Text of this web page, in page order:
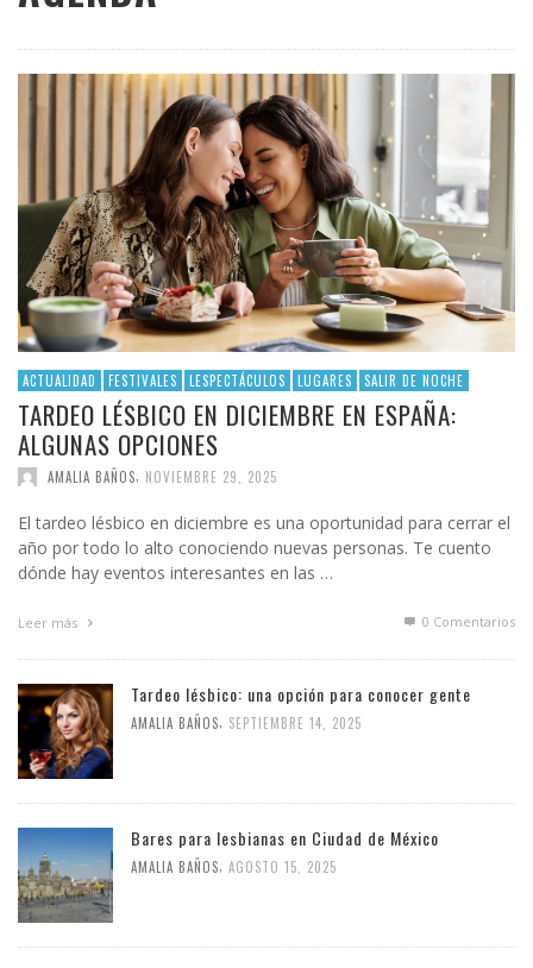
ACTUALIDAD FESTIVALES LESPECTÁCULOS LUGARES SALIR DE NOCHE
TARDEO LÉSBICO EN DICIEMBRE EN ESPAÑA:
ALGUNAS OPCIONES
AMALIA BAÑOS NOVIEMBRE 29, 2025
El tardeo lésbico en diciembre es una oportunidad para cerrar el
año por todo lo alto conociendo nuevas personas. Te cuento
dónde hay eventos interesantes en las …
Leer más 0 Comentarios
Tardeo lésbico: una opción para conocer gente
AMALIA BAÑOS SEPTIEMBRE 14, 2025
Bares para lesbianas en Ciudad de México
AMALIA BAÑOS AGOSTO 15, 2025